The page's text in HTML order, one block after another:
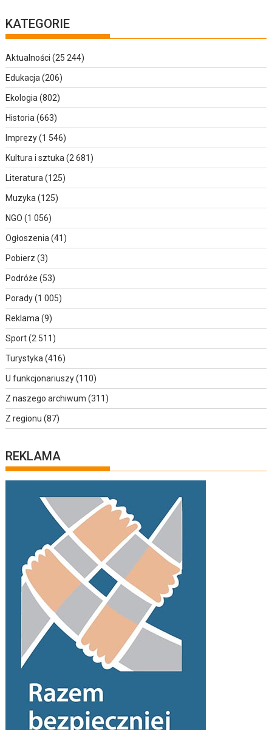
KATEGORIE
Aktualności (25 244)
Edukacja (206)
Ekologia (802)
Historia (663)
Imprezy(1 546)
Kultura i sztuka (2 681)
Literatura (125)
Muzyka (125)
NGO (1 056)
Ogłoszenia (41)
Pobierz (3)
Podróże (53)
Porady(1 005)
Reklama (9)
Sport(2 511)
Turystyka (416)
U funkcjonariuszy(110)
Z naszego archiwum (311)
Z regionu (87)
REKLAMA